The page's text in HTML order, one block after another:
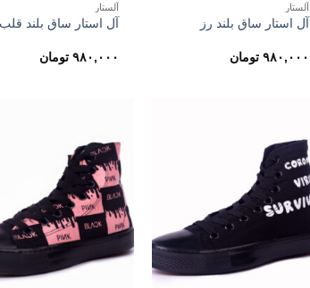
آلستار
آل استار ساق بلند رز
۹۸۰,۰۰۰ تومان
آلستار
آل استار ساق بلند قلب
۹۸۰,۰۰۰ تومان